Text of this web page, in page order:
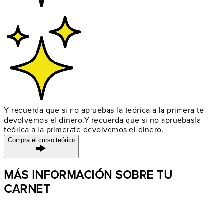
Y recuerda que si no apruebas la teórica a la primera te
devolvemos el dinero.Y recuerda que si no apruebasla
teórica a la primerate devolvemos el dinero.
Compra el curso teórico
MÁS INFORMACIÓN SOBRE TU
CARNET